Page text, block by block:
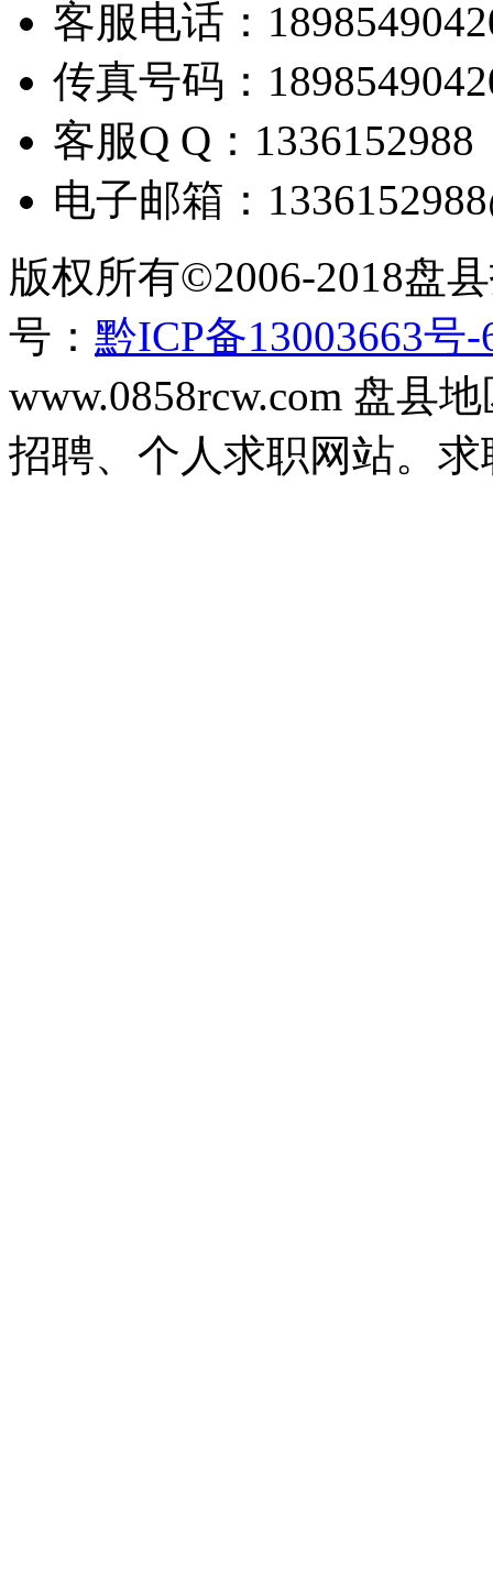
客服电话：
传真号码：
客服Q Q ： 1336152988
电子邮箱：
版权所有©2006-2018盘
号： 黔ICP备13003663号-
www.0858rcw.com 盘县
招聘、个人求职网站。